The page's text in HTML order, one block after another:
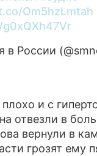
Om5hzLmtah
России
и с
отвезли в
вернули в
грозят ему